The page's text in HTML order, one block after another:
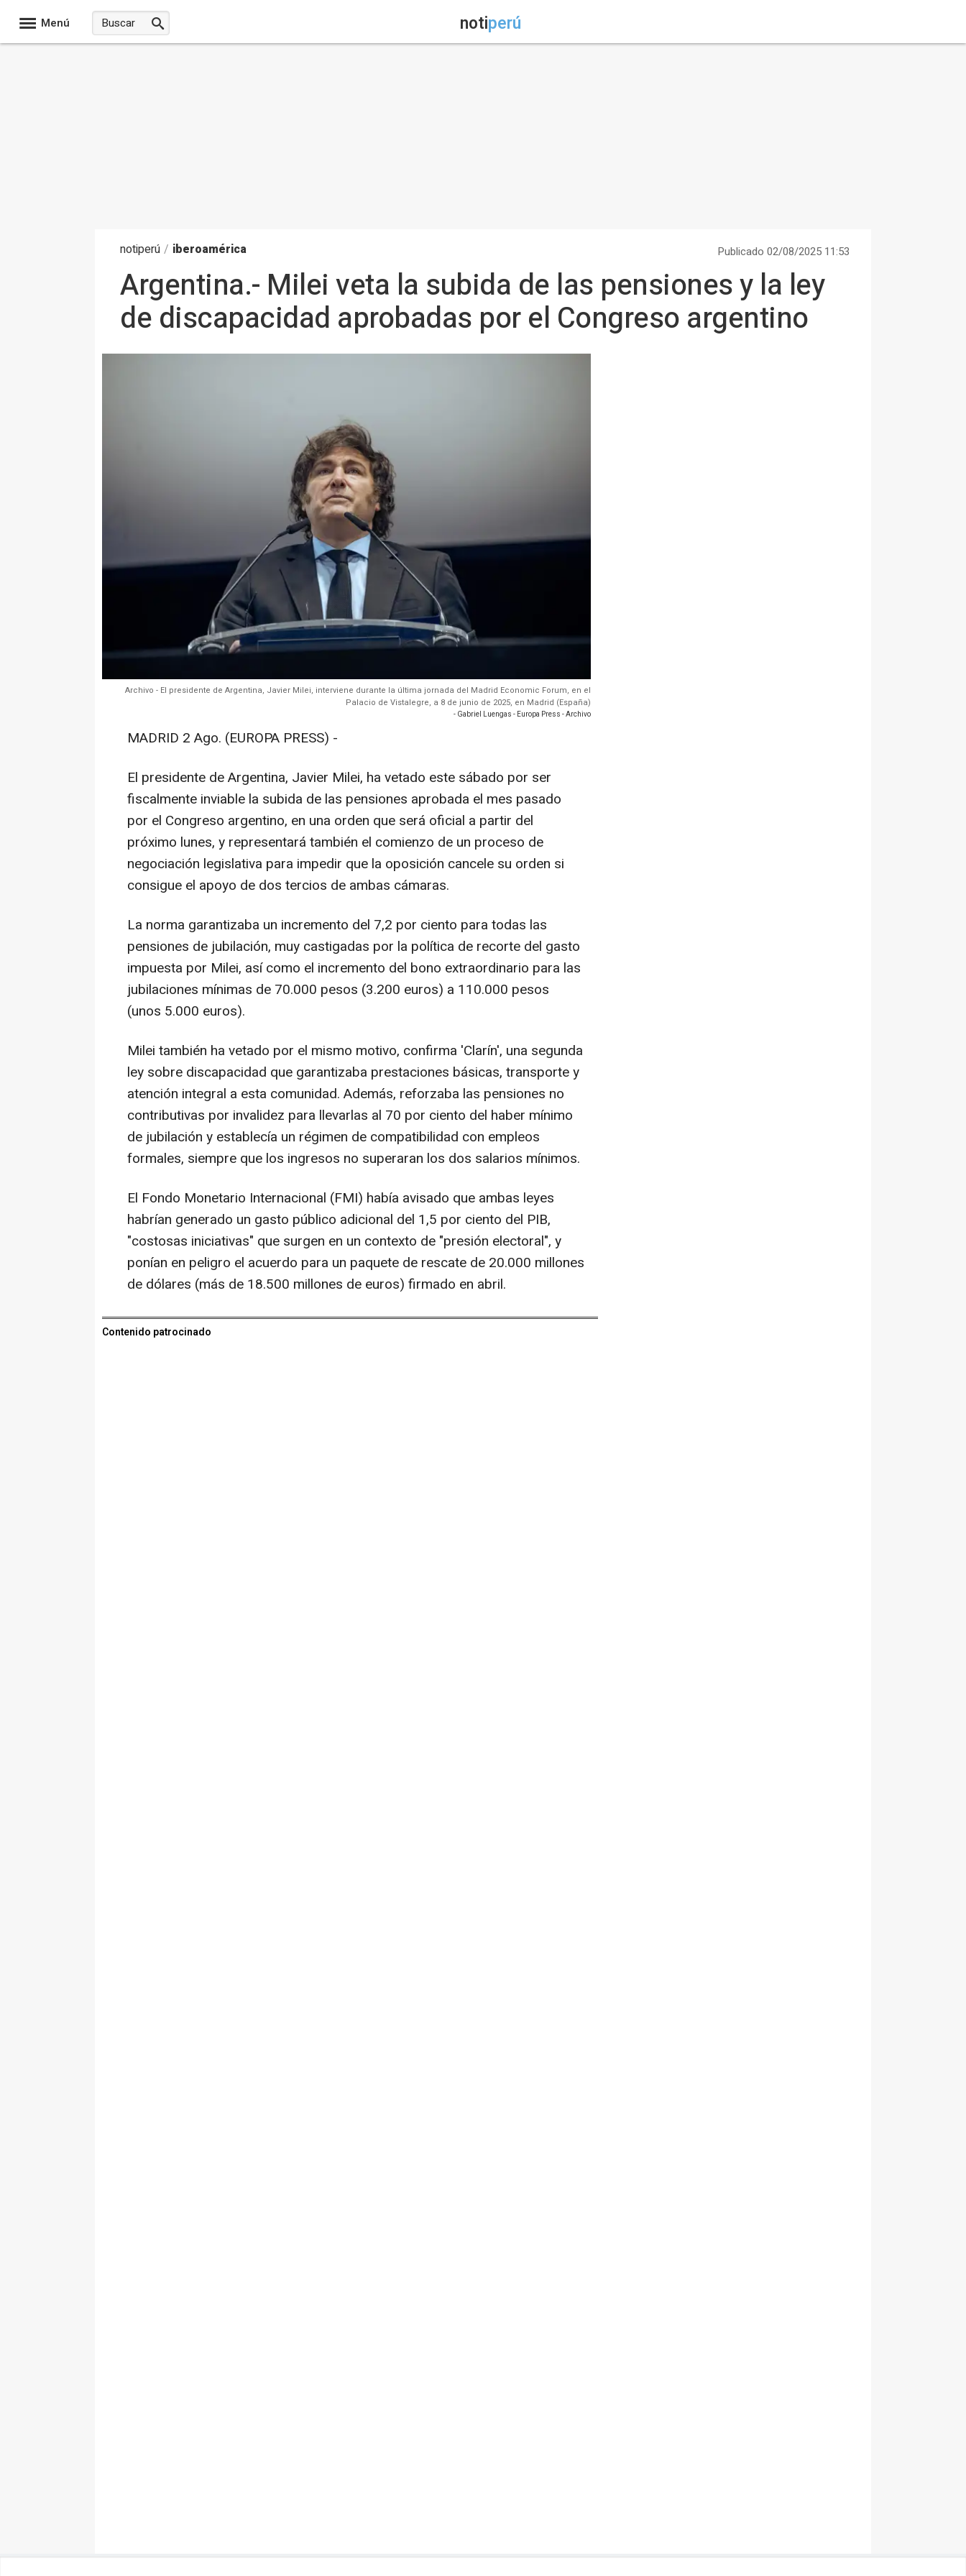
Menú notiperú
notiperú / iberoamérica Publicado 02/08/2025 11:53
Argentina.- Milei veta la subida de las pensiones y la ley
de discapacidad aprobadas por el Congreso argentino
Archivo - El presidente de Argentina, Javier Milei, interviene durante la última jornada del Madrid Economic Forum, en el
Palacio de Vistalegre, a 8 de junio de 2025, en Madrid (España)
- Gabriel Luengas - Europa Press - Archivo
MADRID 2 Ago. (EUROPA PRESS) -
El presidente de Argentina, Javier Milei, ha vetado este sábado por ser
fiscalmente inviable la subida de las pensiones aprobada el mes pasado
por el Congreso argentino, en una orden que será oficial a partir del
próximo lunes, y representará también el comienzo de un proceso de
negociación legislativa para impedir que la oposición cancele su orden si
consigue el apoyo de dos tercios de ambas cámaras.
La norma garantizaba un incremento del 7,2 por ciento para todas las
pensiones de jubilación, muy castigadas por la política de recorte del gasto
impuesta por Milei, así como el incremento del bono extraordinario para las
jubilaciones mínimas de 70.000 pesos (3.200 euros) a 110.000 pesos
(unos 5.000 euros).
Milei también ha vetado por el mismo motivo, confirma 'Clarín', una segunda
ley sobre discapacidad que garantizaba prestaciones básicas, transporte y
atención integral a esta comunidad. Además, reforzaba las pensiones no
contributivas por invalidez para llevarlas al 70 por ciento del haber mínimo
de jubilación y establecía un régimen de compatibilidad con empleos
formales, siempre que los ingresos no superaran los dos salarios mínimos.
El Fondo Monetario Internacional (FMI) había avisado que ambas leyes
habrían generado un gasto público adicional del 1,5 por ciento del PIB,
"costosas iniciativas" que surgen en un contexto de "presión electoral", y
ponían en peligro el acuerdo para un paquete de rescate de 20.000 millones
de dólares (más de 18.500 millones de euros) firmado en abril.
Contenido patrocinado